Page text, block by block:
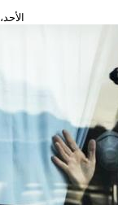
الأحد، 12 جويلية، 2020 - 21:56